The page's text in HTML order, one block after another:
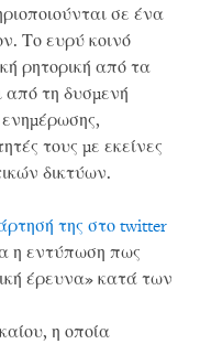
σε ένα
Το ευρύ κοινό
ρητορική από τα
τη δυσμενή
τους με εκείνες
δικτύων.
της στο twitter
η εντύπωση πως
έρευνα» κατά των
η οποία